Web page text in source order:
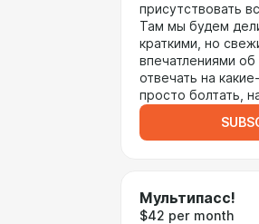
присутствовать
Там мы будем
краткими, но
впечатлениями об
отвечать на
просто болтать,
Мультипасс!
$42 per month